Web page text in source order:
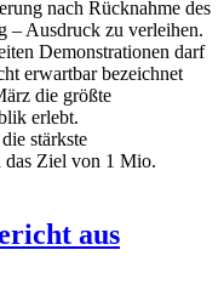
nach Rücknahme des
– Ausdruck zu verleihen.
Demonstrationen darf
erwartbar bezeichnet
die größte
erlebt.
stärkste
Ziel von 1 Mio.
aus